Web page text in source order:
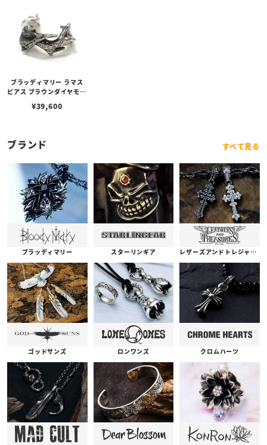
ブラッディマリー ラマス
ピアス ブラウンダイヤモン
¥39,600
ブランド すべて見る
ブラッディマリー スターリンギア レザーズアンドトレジャーズ
ゴッドサンズ ロンワンズ クロムハーツ